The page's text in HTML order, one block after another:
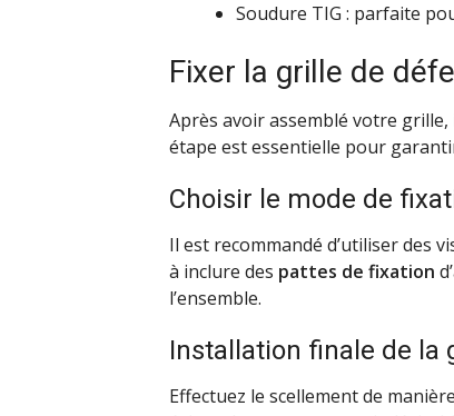
Soudure TIG : parfaite
Fixer la grille de
Après avoir assemblé votre grille,
étape est essentielle pour
Choisir le mode de
Il est recommandé d’utiliser des
à inclure des pattes de fixation
l’ensemble.
Installation finale de la
Effectuez le scellement de